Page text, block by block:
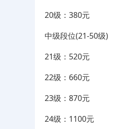
20级：380元
中级段位(21-50级)
21级：520元
22级：660元
23级：870元
24级：1100元